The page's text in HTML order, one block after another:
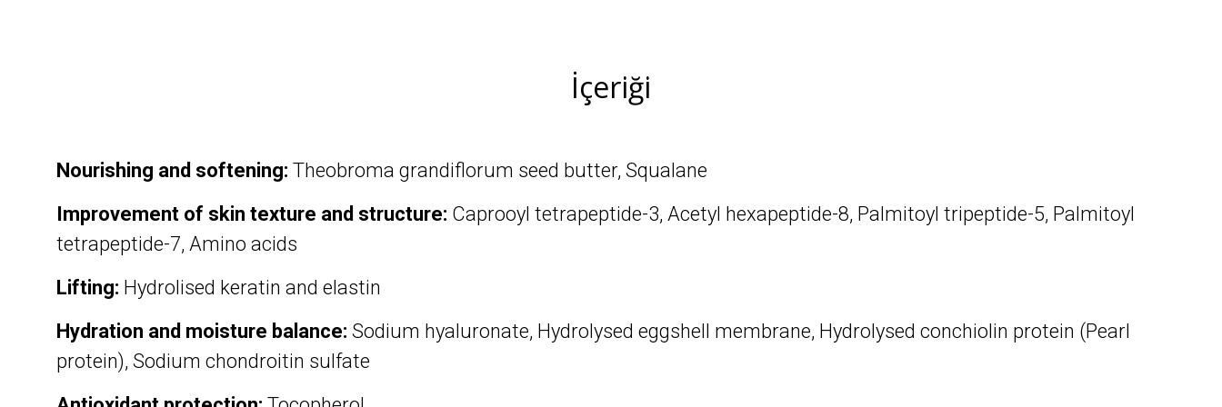
İçeriği
Nourishing and softening: Theobroma grandiflorum seed butter, Squalane
Improvement of skin texture and structure: Caprooyl tetrapeptide-3, Acetyl hexapeptide-8, Palmitoyl tripeptide-5, Palmitoyl
tetrapeptide-7, Amino acids
Lifting: Hydrolised keratin and elastin
Hydration and moisture balance: Sodium hyaluronate, Hydrolysed eggshell membrane, Hydrolysed conchiolin protein (Pearl
protein), Sodium chondroitin sulfate